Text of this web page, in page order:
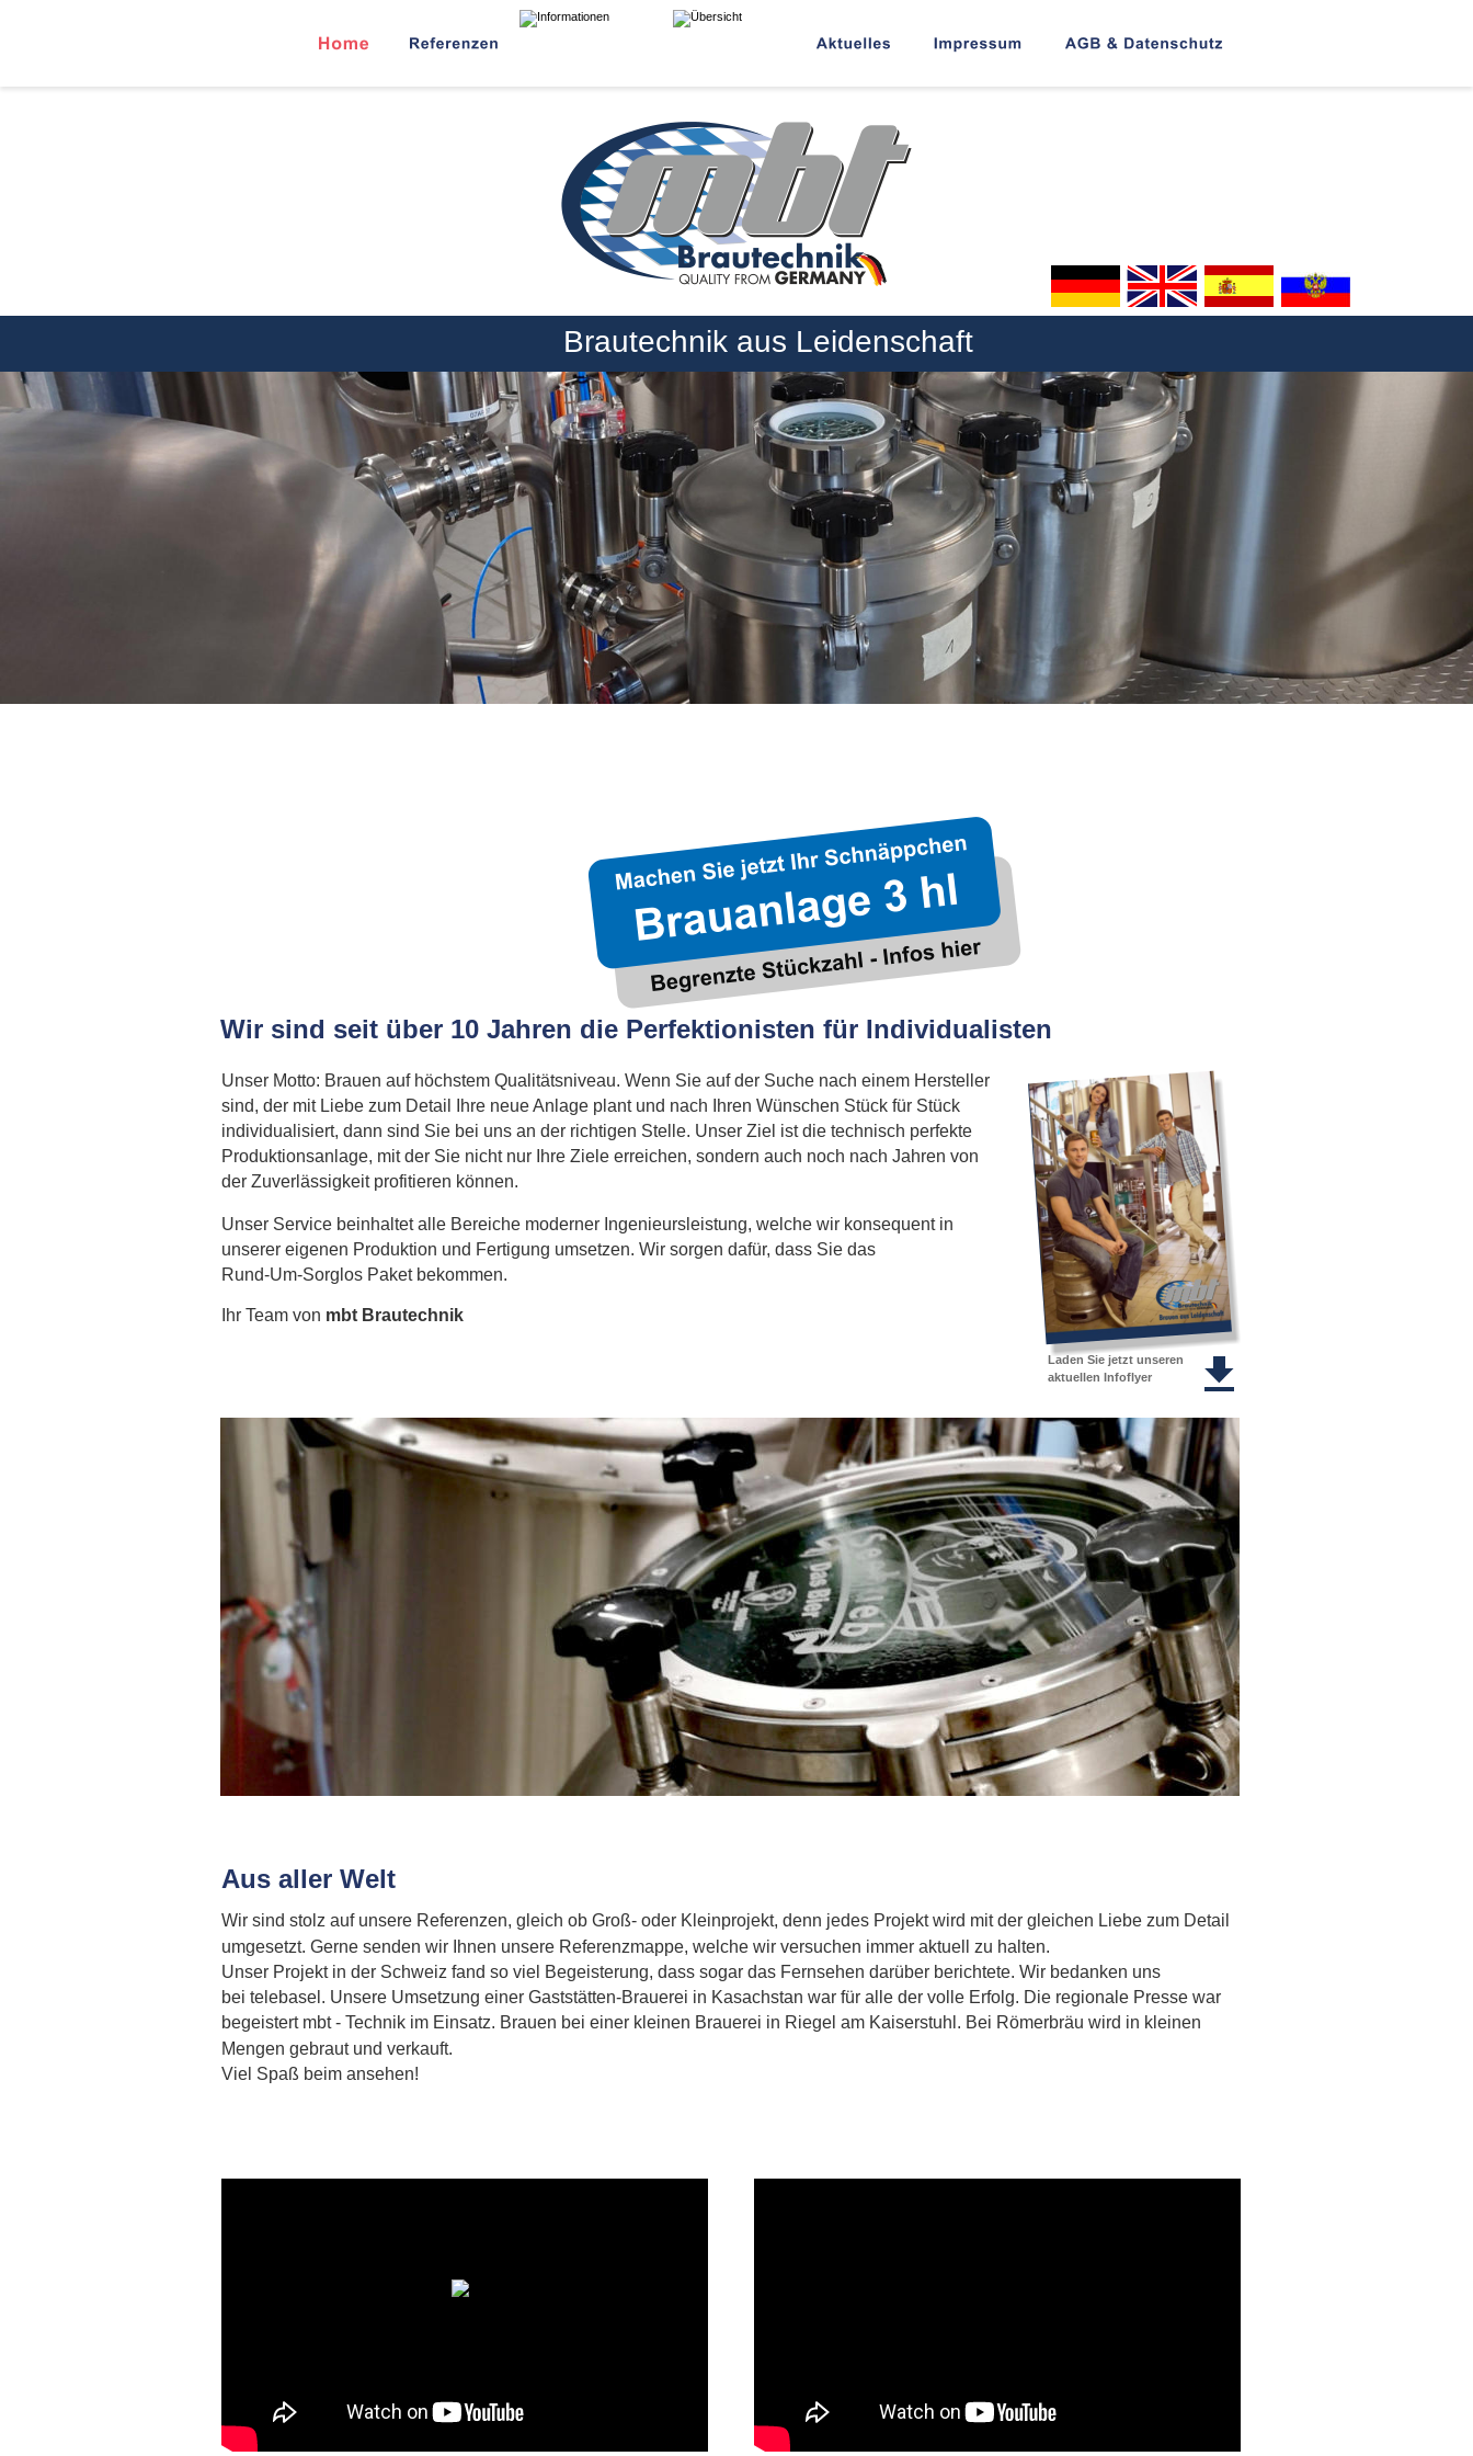
Unser Motto: Brauen auf höchstem Qualitätsniveau. Wenn Sie auf der Suche nach einem Hersteller
sind, der mit Liebe zum Detail Ihre neue Anlage plant und nach Ihren Wünschen Stück für Stück
individualisiert, dann sind Sie bei uns an der richtigen Stelle. Unser Ziel ist die technisch perfekte
Produktionsanlage, mit der Sie nicht nur Ihre Ziele erreichen, sondern auch noch nach Jahren von
der Zuverlässigkeit profitieren können.
Unser Service beinhaltet alle Bereiche moderner Ingenieursleistung, welche wir konsequent in
unserer eigenen Produktion und Fertigung umsetzen. Wir sorgen dafür, dass Sie das
Rund-Um-Sorglos Paket bekommen.
Ihr Team von mbt Brautechnik
Aus aller Welt
Wir sind stolz auf unsere Referenzen, gleich ob Groß- oder Kleinprojekt, denn jedes Projekt wird mit der gleichen Liebe zum Detail
umgesetzt. Gerne senden wir Ihnen unsere Referenzmappe, welche wir versuchen immer aktuell zu halten.
Unser Projekt in der Schweiz fand so viel Begeisterung, dass sogar das Fernsehen darüber berichtete. Wir bedanken uns
bei telebasel. Unsere Umsetzung einer Gaststätten-Brauerei in Kasachstan war für alle der volle Erfolg. Die regionale Presse war
begeistert mbt - Technik im Einsatz. Brauen bei einer kleinen Brauerei in Riegel am Kaiserstuhl. Bei Römerbräu wird in kleinen
Mengen gebraut und verkauft.
Viel Spaß beim ansehen!
Brautechnik aus Leidenschaft
Wir sind seit über 10 Jahren die Perfektionisten für Individualisten
Laden Sie jetzt unseren
aktuellen Infoflyer